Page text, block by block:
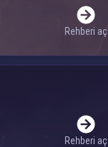
Rehberi aç
Rehberi aç